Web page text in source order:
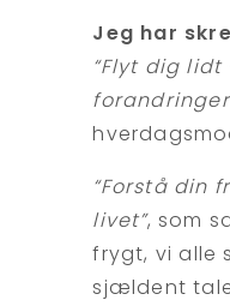
Jeg har
“Flyt dig
“Forstå din
livet”, som
frygt, vi alle
sjældent